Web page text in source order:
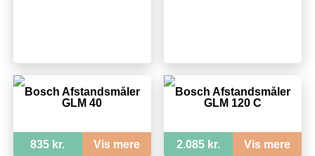
Bosch Afstandsmåler
GLM 40
835 kr. Vis mere
Bosch Afstandsmåler
GLM 120 C
2.085 kr. Vis mere